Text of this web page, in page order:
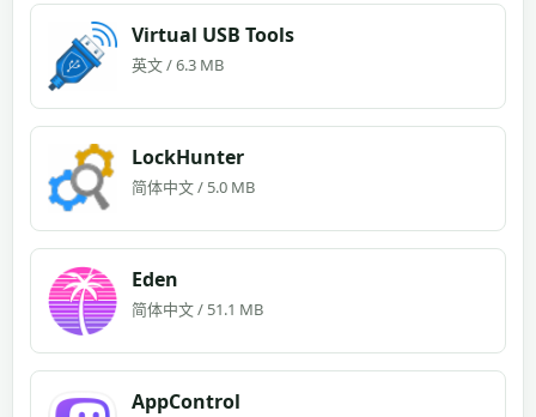
Virtual USB Tools
英文 / 6.3 MB
LockHunter
简体中文 / 5.0 MB
Eden
简体中文 / 51.1 MB
AppControl